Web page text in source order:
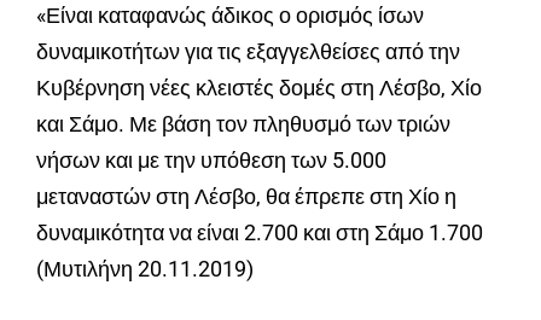
«Είναι καταφανώς άδικος ο ορισμός ίσων
δυναμικοτήτων για τις εξαγγελθείσες από την
Κυβέρνηση νέες κλειστές δομές στη Λέσβο, Χίο
και Σάμο. Με βάση τον πληθυσμό των τριών
νήσων και με την υπόθεση των 5.000
μεταναστών στη Λέσβο, θα έπρεπε στη Χίο η
δυναμικότητα να είναι 2.700 και στη Σάμο 1.700
(Μυτιλήνη 20.11.2019)